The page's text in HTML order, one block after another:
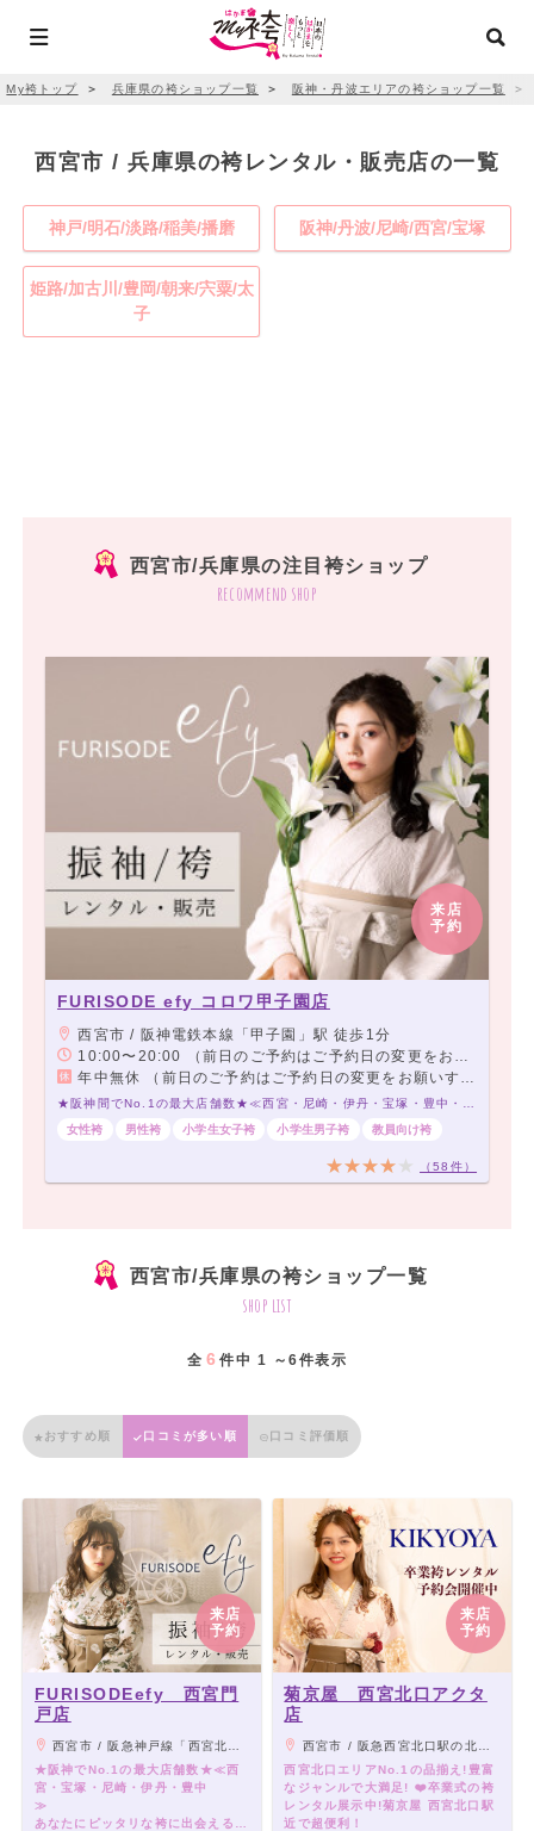
My袴トップ ＞ 兵庫県の袴ショップ一覧 ＞ 阪神・丹波エリアの袴ショップ一覧 ＞
西宮市 / 兵庫県の袴レンタル・販売店の一覧
神戸/明石/淡路/稲美/播磨 阪神/丹波/尼崎/西宮/宝塚
姫路/加古川/豊岡/朝来/宍粟/太
子
西宮市/兵庫県の注目袴ショップ
recommend shop
来店
予約
FURISODE efy コロワ甲子園店
西宮市 / 阪神電鉄本線「甲子園」駅 徒歩1分
10:00〜20:00 （前日のご予約はご予約日の変更をお願いする場合や、お待たせするお時間が発生する場合がございます）
年中無休 （前日のご予約はご予約日の変更をお願いする場合や、お待たせするお時間が発生する場合がございます）
女性袴
男性袴 小学生女子袴 小学生男子袴 教員向け袴
（58件）
西宮市/兵庫県の袴ショップ一覧
shop list
全 6 件中 1 ～6件表示
おすすめ順 口コミが多い順 口コミ評価順
来店
予約
FURISODEefy 西宮門
戸店
西宮市 / 阪急神戸線「西宮北口」駅（北出口）徒歩10分／阪急今津線「門戸厄神」駅 徒歩8分
★阪神でNo.1の最大店舗数★≪西
宮・宝塚・尼崎・伊丹・豊中
≫
あなたにピッタリな袴に出会える、
来店
予約
菊京屋 西宮北口アクタ
店
西宮市 / 阪急西宮北口駅の北改札徒歩1分
西宮北口エリアNo.1の品揃え!豊富
なジャンルで大満足! ❤️卒業式の袴
レンタル展示中!菊京屋 西宮北口駅
近で超便利！